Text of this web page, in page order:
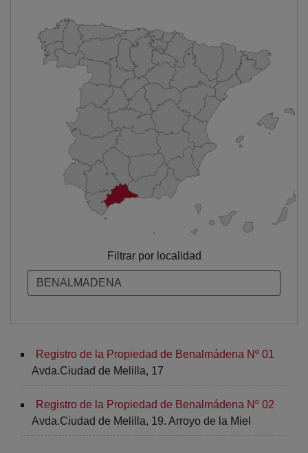
Filtrar por localidad
Registro de la Propiedad de Benalmádena Nº 01
Avda.Ciudad de Melilla, 17
Registro de la Propiedad de Benalmádena Nº 02
Avda.Ciudad de Melilla, 19. Arroyo de la Miel